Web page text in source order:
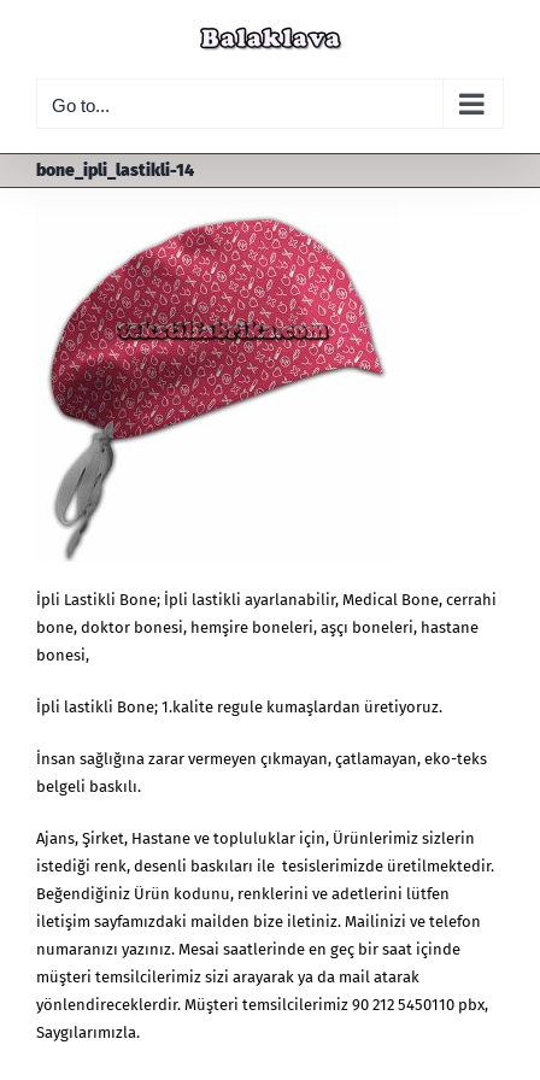
Go to...
bone_ipli_lastikli-14
İpli Lastikli Bone; İpli lastikli ayarlanabilir, Medical Bone, cerrahi
bone, doktor bonesi, hemşire boneleri, aşçı boneleri, hastane
bonesi,
İpli lastikli Bone; 1.kalite regule kumaşlardan üretiyoruz.
İnsan sağlığına zarar vermeyen çıkmayan, çatlamayan, eko-teks
belgeli baskılı.
Ajans, Şirket, Hastane ve topluluklar için, Ürünlerimiz sizlerin
istediği renk, desenli baskıları ile tesislerimizde üretilmektedir.
Beğendiğiniz Ürün kodunu, renklerini ve adetlerini lütfen
iletişim sayfamızdaki mailden bize iletiniz. Mailinizi ve telefon
numaranızı yazınız. Mesai saatlerinde en geç bir saat içinde
müşteri temsilcilerimiz sizi arayarak ya da mail atarak
yönlendireceklerdir. Müşteri temsilcilerimiz 90 212 5450110 pbx,
Saygılarımızla.